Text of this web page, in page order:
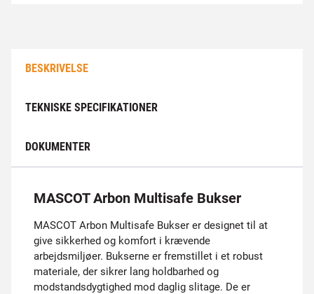
BESKRIVELSE
TEKNISKE SPECIFIKATIONER
DOKUMENTER
MASCOT Arbon Multisafe Bukser
MASCOT Arbon Multisafe Bukser er designet til at
give sikkerhed og komfort i krævende
arbejdsmiljøer. Bukserne er fremstillet i et robust
materiale, der sikrer lang holdbarhed og
modstandsdygtighed mod daglig slitage. De er